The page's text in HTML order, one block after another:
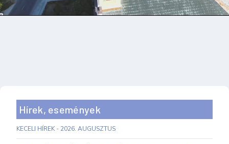
Hírek, események
KECELI HÍREK - 2026. AUGUSZTUS